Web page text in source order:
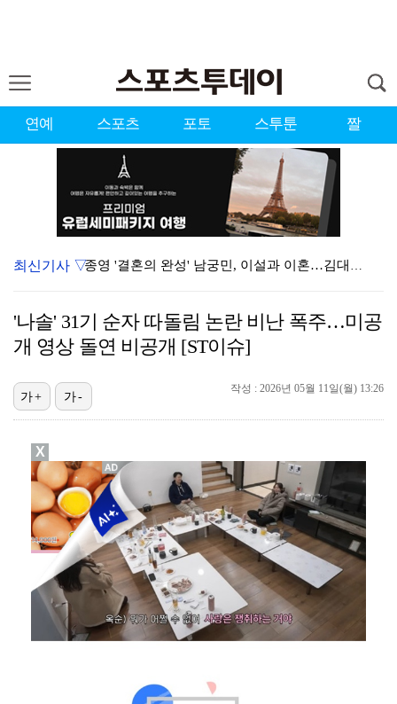
연예 스포츠 포토 스투툰 짤
종영 '결혼의 완성' 남궁민, 이설과 이혼…김대명·우지…
'7번' 이강인, 한국 팬들 앞에서 AT마드리드 데뷔……
[ST포토] 리센느 메이, '안녕~'
한소희, 청순미 벗고 파격 탈색 머리…강렬 아우라 [스…
[ST포토] 이강인, 경기서 만난 '2살 절친형' 돈나…
[ST포토] 제나, '경주공주'
최신기사 ▽
'나솔' 31기 순자 따돌림 논란 비난 폭주…미공
개 영상 돌연 비공개 [ST이슈]
작성 : 2026년 05월 11일(월) 13:26
가+ 가-
X